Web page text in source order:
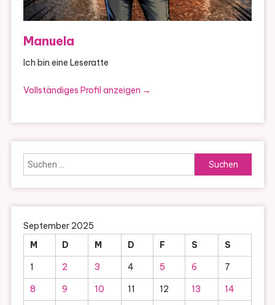
Manuela
Ich bin eine Leseratte
Vollständiges Profil anzeigen →
Suchen
nach:
September 2025
M
D M D F S
S
1
2 3 4 5 6
7
8
9 10 11 12 13
14